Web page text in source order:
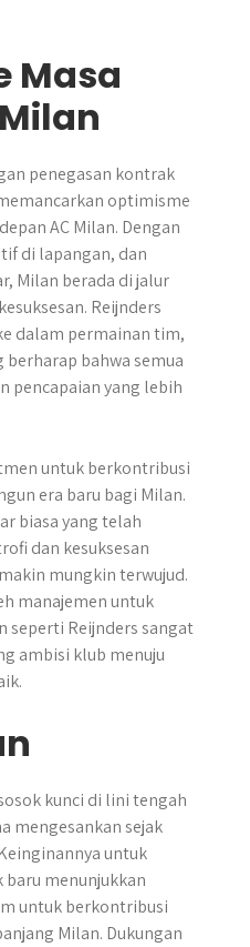
Masa
penegasan kontrak
optimisme
AC Milan. Dengan
di lapangan, dan
Milan berada di jalur
Reijnders
dalam permainan tim,
berharap bahwa semua
pencapaian yang lebih
untuk berkontribusi
era baru bagi Milan.
biasa yang telah
dan kesuksesan
mungkin terwujud.
manajemen untuk
seperti Reijnders sangat
ambisi klub menuju
kunci di lini tengah
mengesankan sejak
untuk
menunjukkan
untuk berkontribusi
Milan. Dukungan